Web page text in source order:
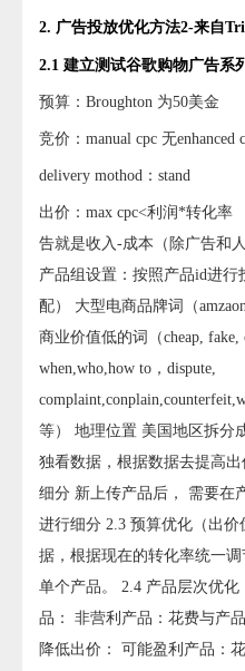
2. 广告投放优化方法2-来自
2.1 建立测试谷歌购物广告系
预算：Broughton 为50美金
竞价：manual cpc 无enhanced
delivery mothod：stand
出价：max cpc<利润*转化率
告就是收入-成本（除广告和
产品组设置：按照产品id进
配） 大型电商品牌词（
商业价值低的词（cheap, fake,
when,who,how to，dispute,
等） 地理位置 美国地区拆分
独看数据，根据数据去提高
细分 新上传产品后， 需要在
进行细分 2.3 预算优化（出
据，根据现在的转化率统一
单个产品。 2.4 产品层次优化
品： 非营利产品：花费与产
降低出价： 可能盈利产品：